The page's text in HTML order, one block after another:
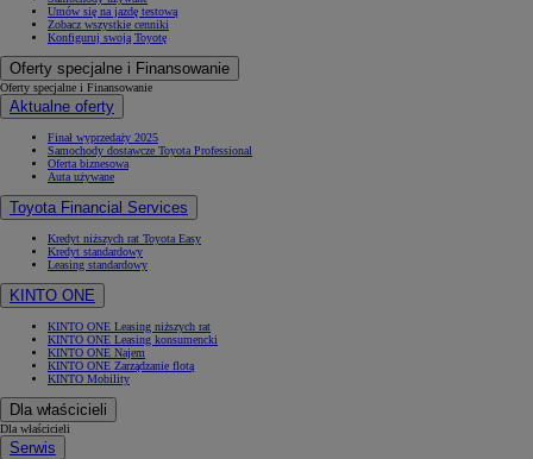
Umów się na jazdę testową
Zobacz wszystkie cenniki
Konfiguruj swoją Toyotę
Oferty specjalne i Finansowanie
Oferty specjalne i Finansowanie
Aktualne oferty
Finał wyprzedaży 2025
Samochody dostawcze Toyota Professional
Oferta biznesowa
Auta używane
Toyota Financial Services
Kredyt niższych rat Toyota Easy
Kredyt standardowy
Leasing standardowy
KINTO ONE
KINTO ONE Leasing niższych rat
KINTO ONE Leasing konsumencki
KINTO ONE Najem
KINTO ONE Zarządzanie flotą
KINTO Mobility
Dla właścicieli
Dla właścicieli
Serwis